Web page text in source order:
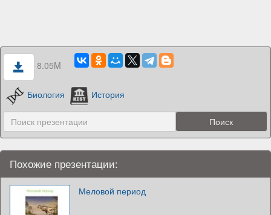
8.05M
Биология История
Похожие презентации:
Меловой период